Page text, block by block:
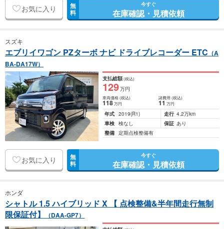
お気に入り 無
料
今すぐ
在庫確認・見積依頼
スズキ
エブリイワゴン PZターボ ナビ ドライブレコーダー ETC （A
BA-DA17W）
支払総額(税込)
129万円
車両価格(税込)
118万円
諸費用 (税込)
11 万円
年式 2019(R1) 走行 4.2万km
車検 検なし 保証 あり
整備 定期点検整備有
お気に入り 無
料
今すぐ
在庫確認・見積依頼
ホンダ
シャトル 1.5 ハイブリッド X 【 点検整備&半年間走行無制
限保証付】
（DAA-GP7）